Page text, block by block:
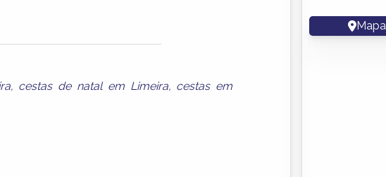
, cestas de natal em Limeira, cestas em
Mapa